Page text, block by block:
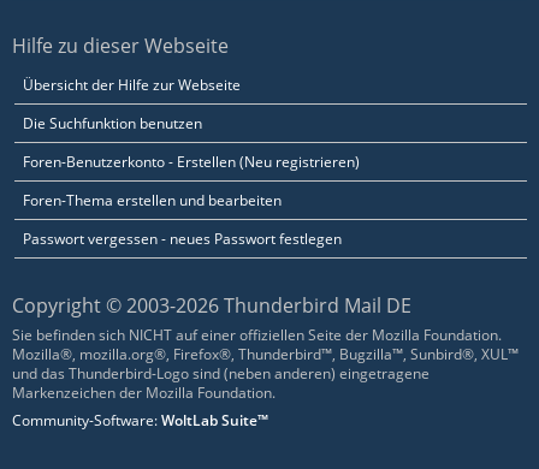
Hilfe zu dieser Webseite
Übersicht der Hilfe zur Webseite
Die Suchfunktion benutzen
Foren-Benutzerkonto - Erstellen (Neu registrieren)
Foren-Thema erstellen und bearbeiten
Passwort vergessen - neues Passwort festlegen
Copyright © 2003-2026 Thunderbird Mail DE
Sie befinden sich NICHT auf einer offiziellen Seite der Mozilla Foundation.
Mozilla®, mozilla.org®, Firefox®, Thunderbird™, Bugzilla™, Sunbird®, XUL™
und das Thunderbird-Logo sind (neben anderen) eingetragene
Markenzeichen der Mozilla Foundation.
Community-Software:WoltLab Suite™